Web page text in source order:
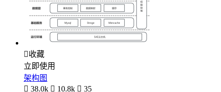
收藏
立即使用
架构图
 38.0k  10.8k  35